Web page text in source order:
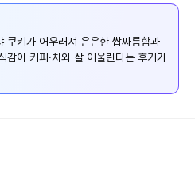
쿠키가 어우러져 은은한 쌉싸름함과
감이 커피·차와 잘 어울린다는 후기가